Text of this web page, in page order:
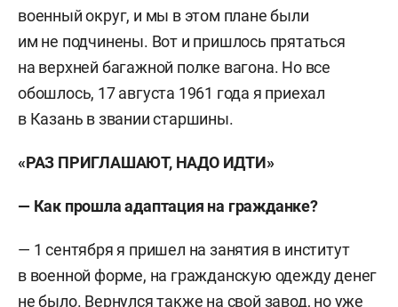
военный округ, и мы в этом плане были
им не подчинены. Вот и пришлось прятаться
на верхней багажной полке вагона. Но все
обошлось, 17 августа 1961 года я приехал
в Казань в звании старшины.
«РАЗ ПРИГЛАШАЮТ, НАДО ИДТИ»
— Как прошла адаптация на гражданке?
— 1 сентября я пришел на занятия в институт
в военной форме, на гражданскую одежду денег
не было. Вернулся также на свой завод, но уже